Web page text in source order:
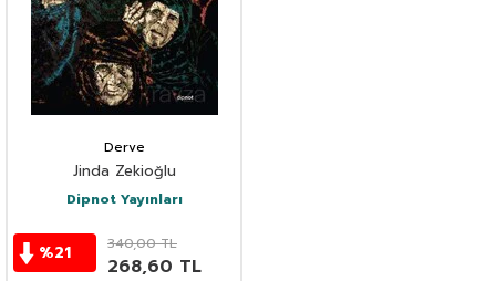
Derve
Jinda Zekioğlu
Dipnot Yayınları
%21 340,00TL
268,60 TL